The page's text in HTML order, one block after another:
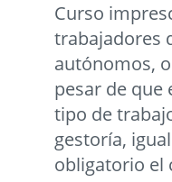
Curso
trabajadores
autónomos,
pesar de que
tipo de
gestoría,
obligatorio el